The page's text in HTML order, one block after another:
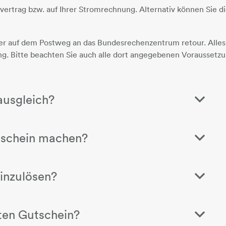
bzw. auf Ihrer Stromrechnung. Alternativ können Sie
auf dem Postweg an das Bundesrechenzentrum retour.
Bitte beachten Sie auch alle dort angegebenen
machen?
Gutschein?